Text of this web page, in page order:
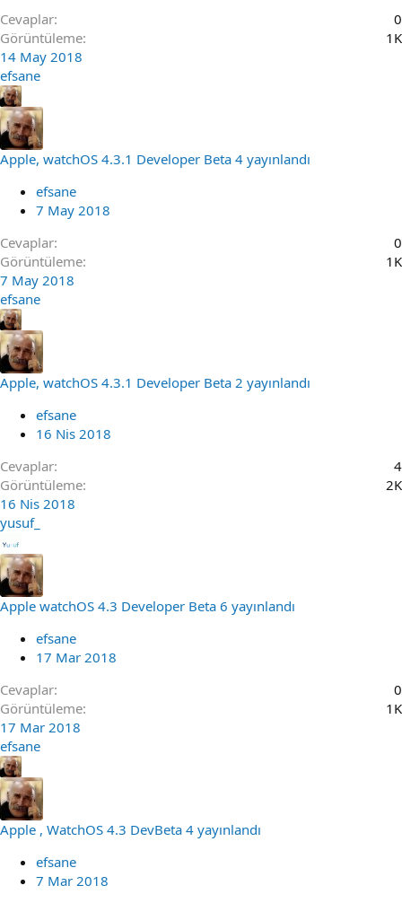
Cevaplar
0
Görüntüleme
1K
14 May 2018
efsane
Apple, watchOS 4.3.1 Developer Beta 4 yayınlandı
efsane
7 May 2018
Cevaplar
0
Görüntüleme
1K
7 May 2018
efsane
Apple, watchOS 4.3.1 Developer Beta 2 yayınlandı
efsane
16 Nis 2018
Cevaplar
4
Görüntüleme
2K
16 Nis 2018
yusuf_
Apple watchOS 4.3 Developer Beta 6 yayınlandı
efsane
17 Mar 2018
Cevaplar
0
Görüntüleme
1K
17 Mar 2018
efsane
Apple , WatchOS 4.3 DevBeta 4 yayınlandı
efsane
7 Mar 2018